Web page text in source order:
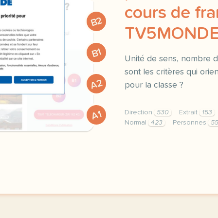
B2
B1
A2
A1
cours de
Unité de sens, nombre
sont les critères qui
pour la classe ?
Direction 530 Extrait
153
Normal
423 Personnes 55